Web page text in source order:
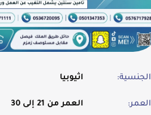
الجنسية: اثيوبيا
العمر: العمر من 21 إلى 30